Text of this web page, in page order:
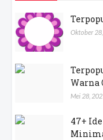
Oktober
Warna
Mei 28,
47+